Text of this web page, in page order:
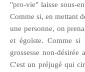
"pro-vie" laisse sous-
Comme si, en mettant
une personne, on
et égoïste. Comme
grossesse non-
C'est un préjugé qui